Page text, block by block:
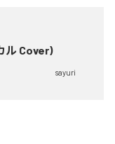
ル Cover)
sayuri